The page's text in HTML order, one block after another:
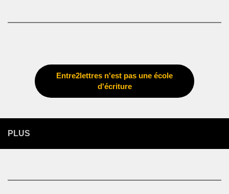
Entre2lettres n'est pas une école
d'écriture
PLUS